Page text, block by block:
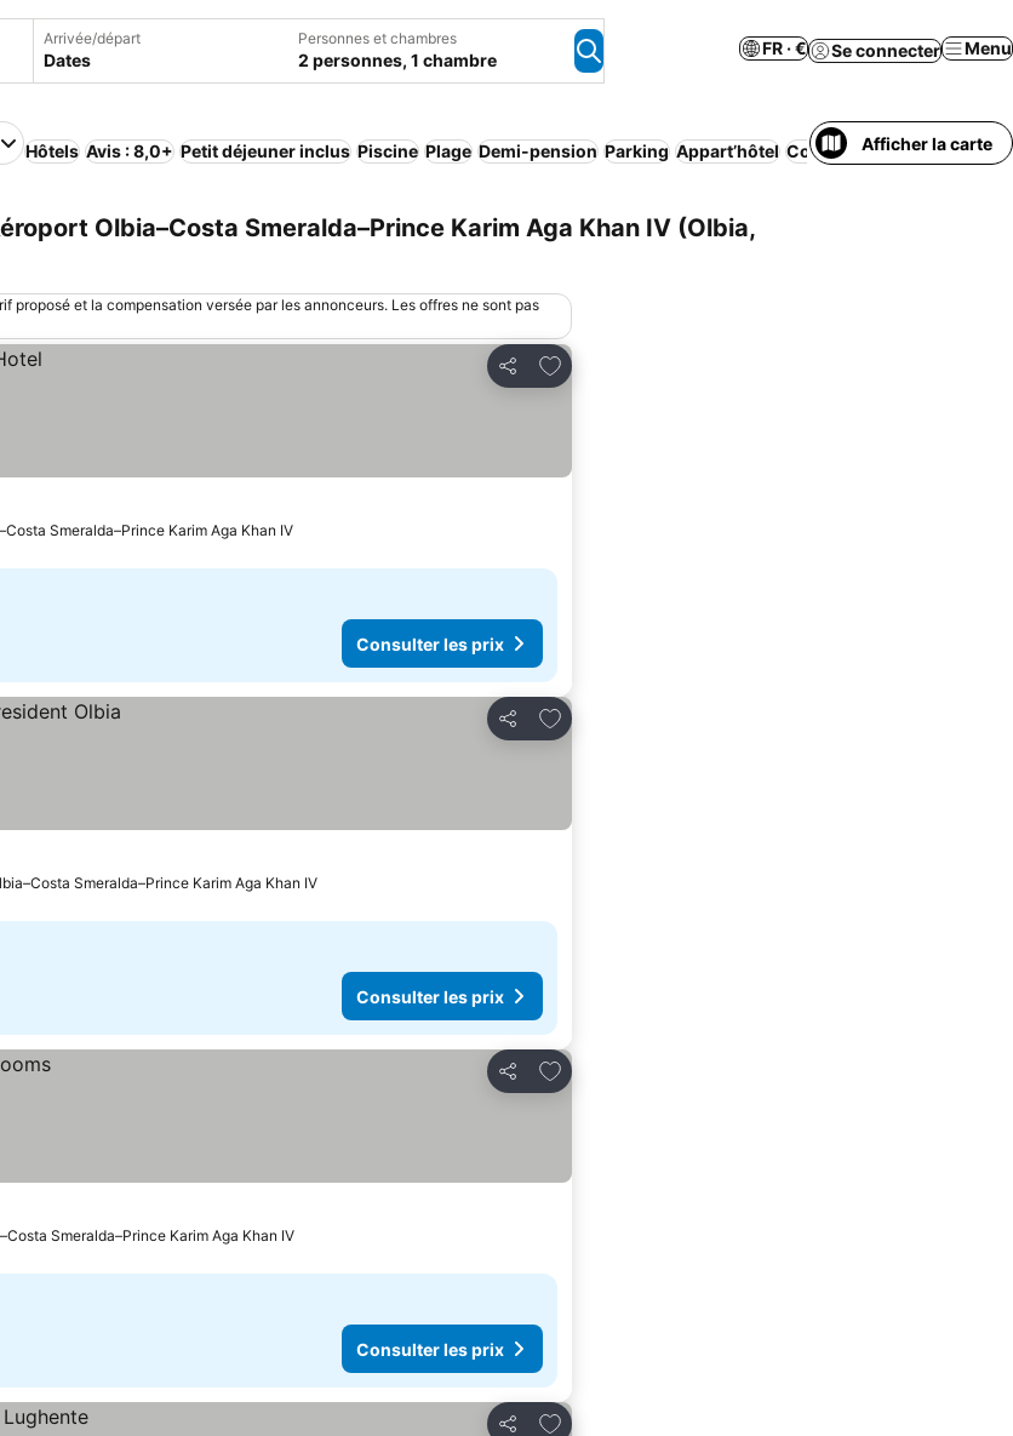
Arrivée/départ
Dates
Personnes et chambres
2 personnes, 1 chambre
FR · € Se connecter Menu
Smeralda–Prince Karim Aga Khan IV
Hôtels Avis : 8,0+ Petit déjeuner inclus Piscine Plage Demi-pension Parking Appart’hôtel Complexe touristique
Afficher la carte
Olbia–Costa Smeralda–Prince Karim Aga Khan IV (Olbia,
proposé et la compensation versée par les annonceurs. Les offres ne sont pas
Partager
Ajouter à mes favoris
Smeralda–Prince Karim Aga Khan IV
Consulter les prix
Partager
Ajouter à mes favoris
Smeralda–Prince Karim Aga Khan IV
Consulter les prix
Partager
Ajouter à mes favoris
Smeralda–Prince Karim Aga Khan IV
Consulter les prix
Ajouter à mes favoris